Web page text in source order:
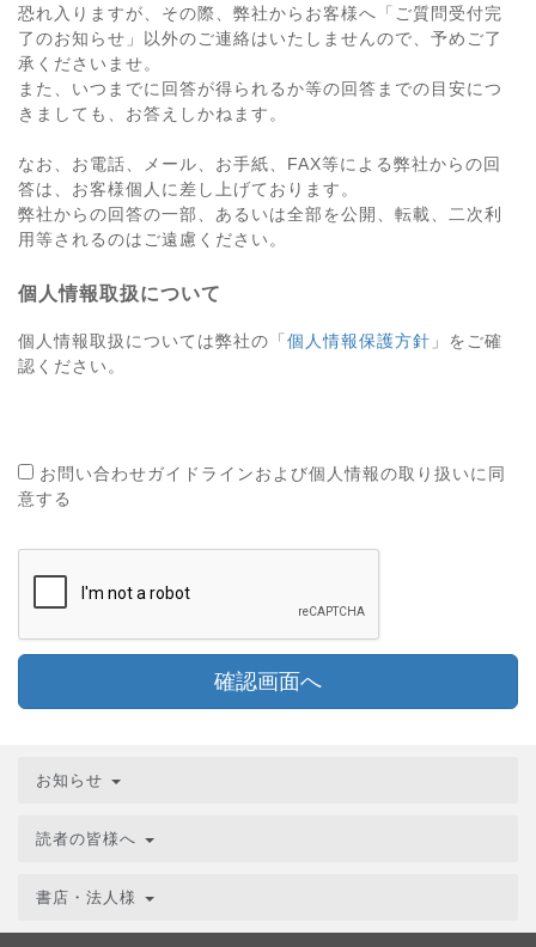
恐れ入りますが、その際、弊社からお客様へ「ご質問受付完
了のお知らせ」以外のご連絡はいたしませんので、予めご了
承くださいませ。
また、いつまでに回答が得られるか等の回答までの目安につ
きましても、お答えしかねます。
なお、お電話、メール、お手紙、FAX等による弊社からの回
答は、お客様個人に差し上げております。
弊社からの回答の一部、あるいは全部を公開、転載、二次利
用等されるのはご遠慮ください。
個人情報取扱について
個人情報取扱については弊社の「 個人情報保護方針 」をご確
認ください。
お問い合わせガイドラインおよび個人情報の取り扱いに同
意する
確認画面へ
お知らせ
読者の皆様へ
書店・法人様